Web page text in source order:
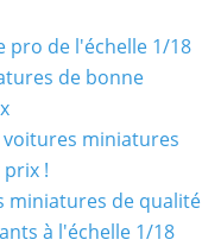
pro de l'échelle 1/18
de bonne
miniatures
!
miniatures de qualité
à l'échelle 1/18